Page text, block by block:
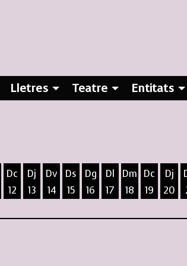
Lletres Teatre Entitats
Dc
12
Dj
13
Dv
14
Ds
15
Dg
16
Dl
17
Dm
18
Dc
19
Dj
20